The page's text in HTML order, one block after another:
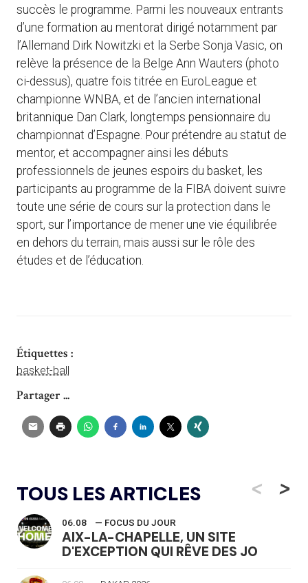
succès le programme. Parmi les nouveaux entrants
d’une formation au mentorat dirigé notamment par
l’Allemand Dirk Nowitzki et la Serbe Sonja Vasic, on
relève la présence de la Belge Ann Wauters (photo
ci-dessus), quatre fois titrée en EuroLeague et
championne WNBA, et de l’ancien international
britannique Dan Clark, longtemps pensionnaire du
championnat d’Espagne. Pour prétendre au statut de
mentor, et accompagner ainsi les débuts
professionnels de jeunes espoirs du basket, les
participants au programme de la FIBA doivent suivre
toute une série de cours sur la protection dans le
sport, sur l’importance de mener une vie équilibrée
en dehors du terrain, mais aussi sur le rôle des
études et de l’éducation.
Étiquettes :
basket-ball
Partager ...
TOUS LES ARTICLES <
06.08 — FOCUS DU JOUR
AIX-LA-CHAPELLE, UN SITE
D'EXCEPTION QUI RÊVE DES JO
>